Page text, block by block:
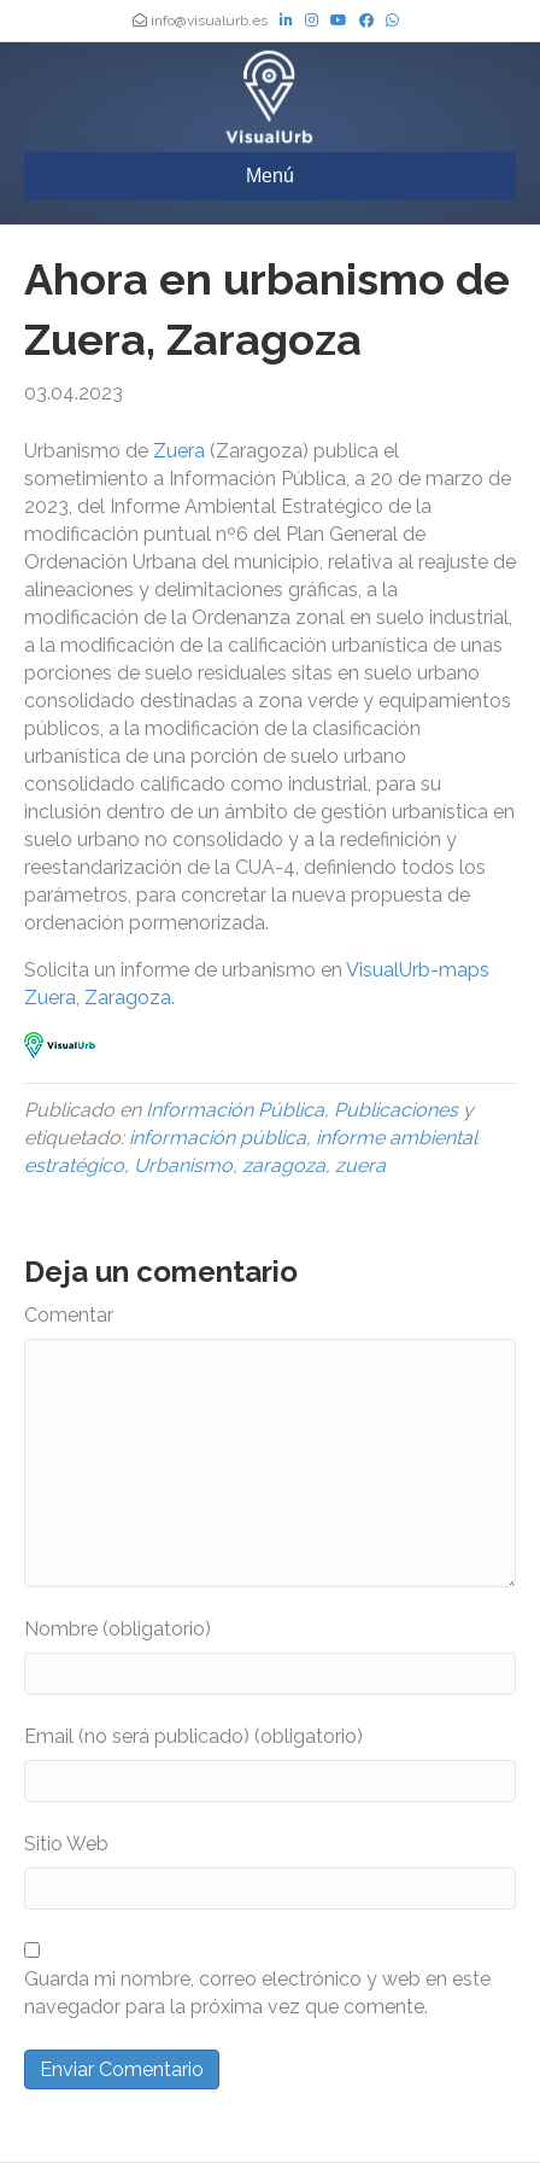
info@visualurb.es
Menú
Ahora en urbanismo de
Zuera, Zaragoza
03.04.2023
Urbanismo de Zuera (Zaragoza) publica el
sometimiento a Información Pública, a 20 de marzo de
2023, del Informe Ambiental Estratégico de la
modificación puntual nº6 del Plan General de
Ordenación Urbana del municipio, relativa al reajuste de
alineaciones y delimitaciones gráficas, a la
modificación de la Ordenanza zonal en suelo industrial,
a la modificación de la calificación urbanística de unas
porciones de suelo residuales sitas en suelo urbano
consolidado destinadas a zona verde y equipamientos
públicos, a la modificación de la clasificación
urbanística de una porción de suelo urbano
consolidado calificado como industrial, para su
inclusión dentro de un ámbito de gestión urbanística en
suelo urbano no consolidado y a la redefinición y
reestandarización de la CUA-4, definiendo todos los
parámetros, para concretar la nueva propuesta de
ordenación pormenorizada.
Solicita un informe de urbanismo en VisualUrb-maps
Zuera, Zaragoza.
Publicado en Información Pública, Publicacionesy
etiquetado: información pública, informe ambiental
estratégico, Urbanismo, zaragoza, zuera
Deja un comentario
Comentar
Nombre (obligatorio)
Email (no será publicado) (obligatorio)
Sitio Web
Guarda mi nombre, correo electrónico y web en este
navegador para la próxima vez que comente.